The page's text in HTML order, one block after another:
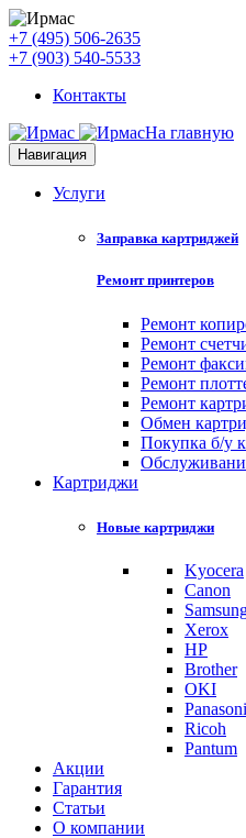
+7 (495) 506-2635
+7 (903) 540-5533
Контакты
На главную
Навигация
Услуги
Заправка картриджей
Ремонт принтеров
Ремонт
Ремонт
Ремонт
Ремонт
Ремонт
Обмен
Покупка б/у
Картриджи
Новые картриджи
Kyocera
Canon
Xerox
HP
Brother
OKI
Ricoh
Pantum
Акции
Гарантия
Статьи
О компании